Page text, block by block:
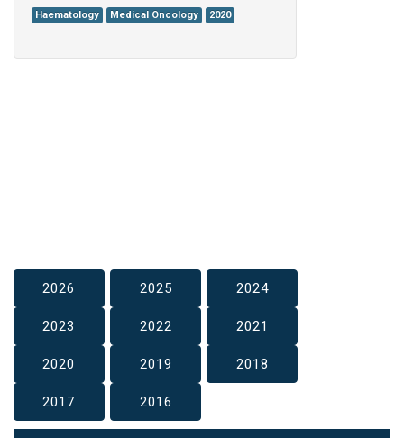
Haematology Medical Oncology 2020
2026 2025 2024
2023 2022 2021
2020 2019 2018
2017 2016